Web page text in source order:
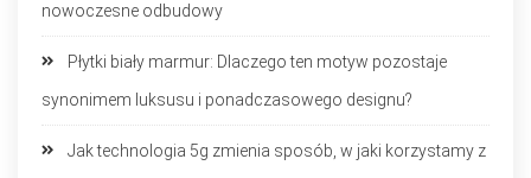
nowoczesne odbudowy
Płytki biały marmur: Dlaczego ten motyw pozostaje
synonimem luksusu i ponadczasowego designu?
Jak technologia 5g zmienia sposób, w jaki korzystamy z